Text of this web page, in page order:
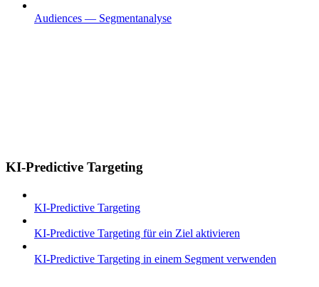
Audiences — Segmentanalyse
KI-Predictive Targeting
KI-Predictive Targeting
KI-Predictive Targeting für ein Ziel aktivieren
KI-Predictive Targeting in einem Segment verwenden